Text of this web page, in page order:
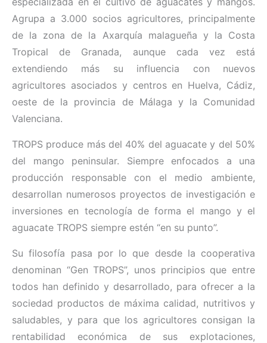
Agrupa a 3.000 socios agricultores, principalmente
de la zona de la Axarquía malagueña y la Costa
Tropical de Granada, aunque cada vez está
extendiendo más su influencia con nuevos
agricultores asociados y centros en Huelva, Cádiz,
oeste de la provincia de Málaga y la Comunidad
Valenciana.
TROPS produce más del 40% del aguacate y del 50%
del mango peninsular. Siempre enfocados a una
producción responsable con el medio ambiente,
desarrollan numerosos proyectos de investigación e
inversiones en tecnología de forma el mango y el
aguacate TROPS siempre estén “en su punto”.
Su filosofía pasa por lo que desde la cooperativa
denominan “Gen TROPS”, unos principios que entre
todos han definido y desarrollado, para ofrecer a la
sociedad productos de máxima calidad, nutritivos y
saludables, y para que los agricultores consigan la
rentabilidad económica de sus explotaciones,